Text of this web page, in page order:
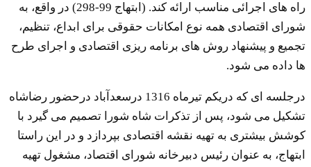
راه های اجرائی مناسب ارائه کند. (ابتهاج 99-298) در واقع، به
شورای اقتصادی همه نوع امکانات حقوقی برای ابداع، تنظیم،
تجمیع و پیشنهاد روش های برنامه ریزی اقتصادی و اجرای طرح
ها داده می شود.
درجلسه ای که دریکم تیرماه 1316 درسعدآباد درحضور رضاشاه
تشکیل می شود، پس از تذکرات شاه شورا تصمیم می گیرد با
کوشش بیشتری به تهیه نقشه اقتصادی بپردازد و در این راستا
ابتهاج، به عنوان رئیس دبیرخانه شورای اقتصاد، مشغول تهیه